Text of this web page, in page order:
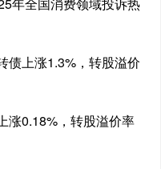
年全国消费领域投诉热
债上涨1.3%，转股溢价
涨0.18%，转股溢价率